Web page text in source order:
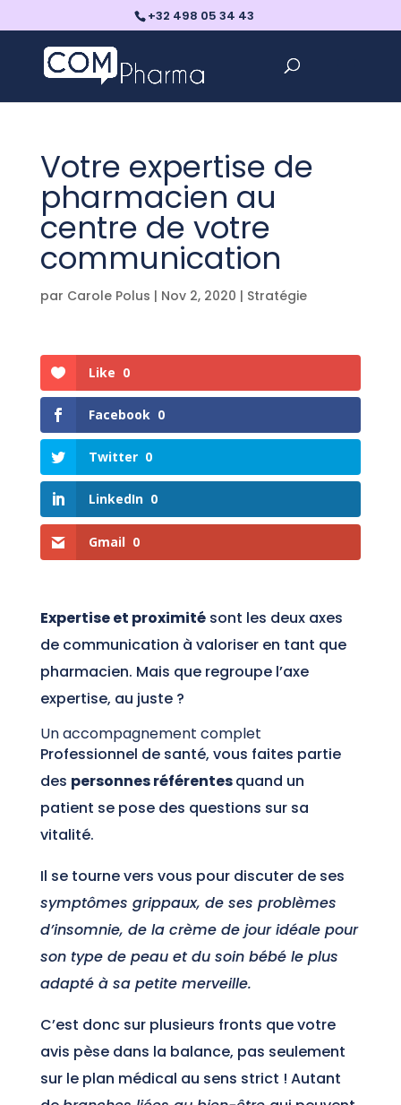
+32 498 05 34 43
Votre expertise de
pharmacien au
centre de votre
communication
par Carole Polus | Nov 2, 2020 | Stratégie
Like 0
Facebook 0
Twitter 0
LinkedIn 0
Gmail 0
Expertise et proximitésont les deux axes
de communication à valoriser en tant que
pharmacien. Mais que regroupe l’axe
expertise, au juste ?
Un accompagnement complet
Professionnel de santé, vous faites partie
des personnes référentesquand un
patient se pose des questions sur sa
vitalité.
Il se tourne vers vous pour discuter de ses
symptômes grippaux, de ses problèmes
d’insomnie, de la crème de jour idéale pour
son type de peau et du soin bébé le plus
adapté à sa petite merveille.
C’est donc sur plusieurs fronts que votre
avis pèse dans la balance, pas seulement
sur le plan médical au sens strict ! Autant